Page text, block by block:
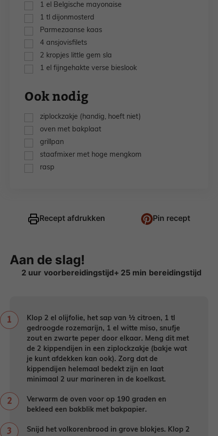
▢1 el Belgische mayonaise
▢1 tl dijonmosterd
▢
Parmezaanse kaas
▢
4 ansjovisfilets
▢
2 kropjes little gem sla
▢1 el fijngehakte verse bieslook
Ook nodig
▢
ziplockzakje (handig, hoeft niet)
▢
oven met bakplaat
▢
grillpan
▢
staafmixer met hoge mengkom
▢rasp
Recept afdrukken Pin recept
Aan de slag!
2 uur
uur 25minuten
min
Klop 2 el olijfolie, het sap van ½ citroen, 1 tl
gedroogde rozemarijn, 1 el witte miso, snufje
zout en zwarte peper door elkaar. Meng dit met
de 2 kippendijen in een ziplockzakje (bakje wat
je kunt afdekken kan ook). Zorg dat de
kippendijen helemaal bedekt zijn en laat
minimaal 2 uur marineren in de koelkast.
Verwarm de oven voor op 190 graden en
bekleed een bakblik met bakpapier.
Snijd het volkorenbrood in grove blokjes. Klop 2